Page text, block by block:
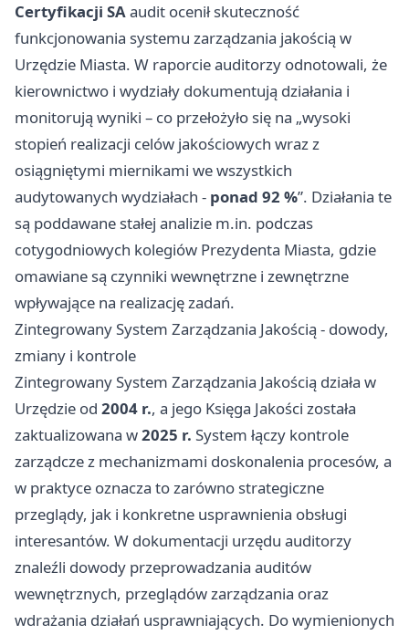
Certyfikacji SAaudit ocenił skuteczność
funkcjonowania systemu zarządzania jakością w
Urzędzie Miasta. W raporcie auditorzy odnotowali, że
kierownictwo i wydziały dokumentują działania i
monitorują wyniki – co przełożyło się na „wysoki
stopień realizacji celów jakościowych wraz z
osiągniętymi miernikami we wszystkich
audytowanych wydziałach - ponad 92 %”. Działania te
są poddawane stałej analizie m.in. podczas
cotygodniowych kolegiów Prezydenta Miasta, gdzie
omawiane są czynniki wewnętrzne i zewnętrzne
wpływające na realizację zadań.
Zintegrowany System Zarządzania Jakością - dowody,
zmiany i kontrole
Zintegrowany System Zarządzania Jakością działa w
Urzędzie od 2004 r., a jego Księga Jakości została
zaktualizowana w2025 r. System łączy kontrole
zarządcze z mechanizmami doskonalenia procesów, a
w praktyce oznacza to zarówno strategiczne
przeglądy, jak i konkretne usprawnienia obsługi
interesantów. W dokumentacji urzędu auditorzy
znaleźli dowody przeprowadzania auditów
wewnętrznych, przeglądów zarządzania oraz
wdrażania działań usprawniających. Do wymienionych